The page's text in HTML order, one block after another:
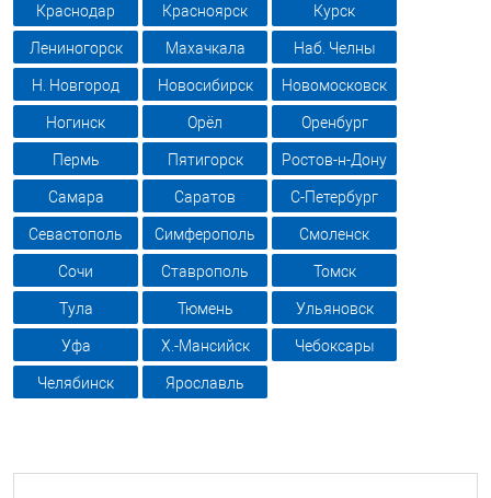
Краснодар Красноярск Курск
Лениногорск Махачкала Наб. Челны
Н. Новгород Новосибирск Новомосковск
Ногинск Орёл Оренбург
Пермь Пятигорск Ростов-н-Дону
Самара Саратов С-Петербург
Севастополь Симферополь Смоленск
Сочи Ставрополь Томск
Тула Тюмень Ульяновск
Уфа Х.-Мансийск Чебоксары
Челябинск Ярославль